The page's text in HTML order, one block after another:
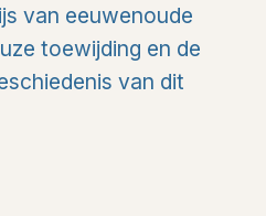
van eeuwenoude
toewijding en de
van dit